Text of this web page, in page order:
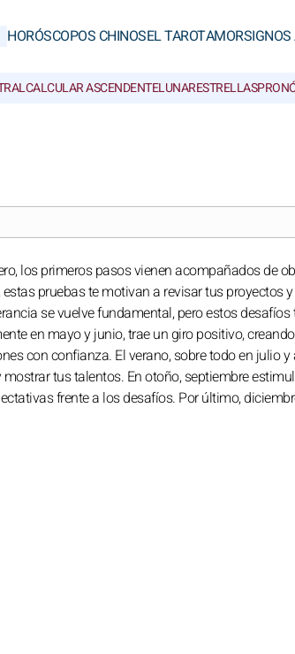
HORÓSCOPOS CHINOSEL TAROTAMOR
CALCULAR ASCENDENTELUNARESTRELLAS
los primeros pasos vienen acompañados de
pruebas te motivan a revisar tus proyectos
se vuelve fundamental, pero estos
en mayo y junio, trae un giro positivo,
con confianza. El verano, sobre todo en julio y
tus talentos. En otoño, septiembre
frente a los desafíos. Por último,